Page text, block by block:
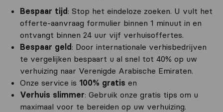
Bespaar tijd : Stop het eindeloze zoeken. U vult het
offerte-aanvraag formulier binnen 1 minuut in en
ontvangt binnen 24 uur vijf verhuisoffertes.
Bespaar geld : Door internationale verhisbedrijven
te vergelijken bespaart u al snel tot 40% op uw
verhuizing naar Verenigde Arabische Emiraten.
Onze service is 100% gratis en
Verhuis slimmer: Gebruik onze gratis tips om u
maximaal voor te bereiden op uw verhuizing.